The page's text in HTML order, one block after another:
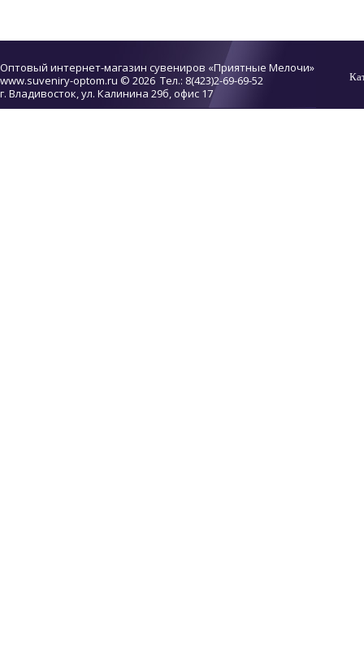
Оптовый интернет-магазин сувениров «Приятные Мелочи»
www.suveniry-optom.ru © 2026 Тел.: 8(423)2-69-69-52
г. Владивосток, ул. Калинина 29б, офис 17